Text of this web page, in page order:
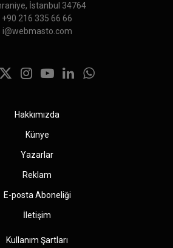
İstanbul 34764
+90 216 335 66 66
i@webmasto.com
X
Instagram
YouTubeLinkedInWhatsApp
Hakkımızda
Künye
Yazarlar
Reklam
E-posta Aboneliği
İletişim
Kullanım Şartları